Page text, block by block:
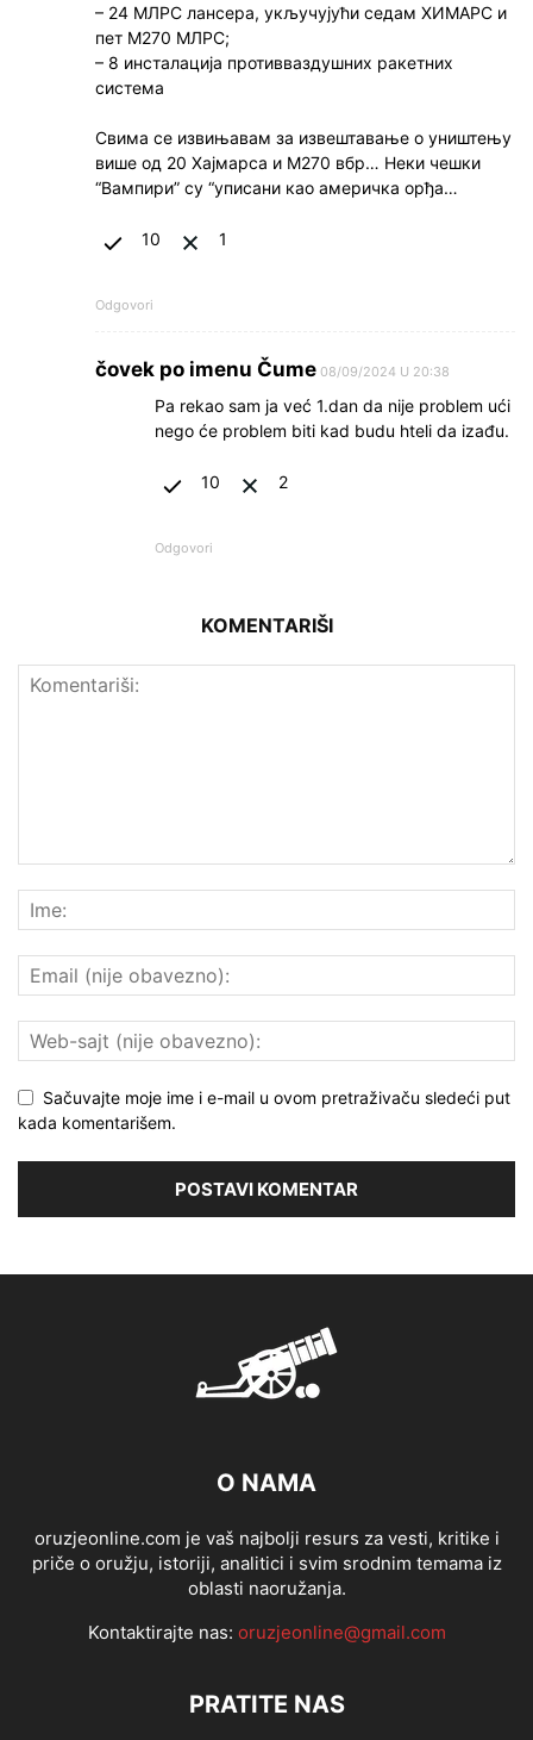
– 24 МЛРС лансера, укључујући седам ХИМАРС и
пет М270 МЛРС;
– 8 инсталација противваздушних ракетних
система
Свима се извињавам за извештавање о уништењу
више од 20 Хајмарса и М270 вбр… Неки чешки
“Вампири” су “уписани као америчка орђа…
10 1
Odgovori
čovek po imenu Čume 08/09/2024 U 20:38
Pa rekao sam ja već 1.dan da nije problem ući
nego će problem biti kad budu hteli da izađu.
10 2
Odgovori
KOMENTARIŠI
Sačuvajte moje ime i e-mail u ovom pretraživaču sledeći put
kada komentarišem.
O NAMA
oruzjeonline.com je vaš najbolji resurs za vesti, kritike i
priče o oružju, istoriji, analitici i svim srodnim temama iz
oblasti naoružanja.
Kontaktirajte nas: oruzjeonline@gmail.com
PRATITE NAS